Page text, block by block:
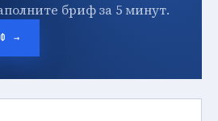
бриф за 5 минут.
→